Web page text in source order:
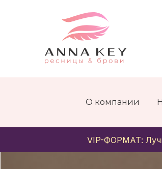
О компании
VIP-ФОРМАТ: